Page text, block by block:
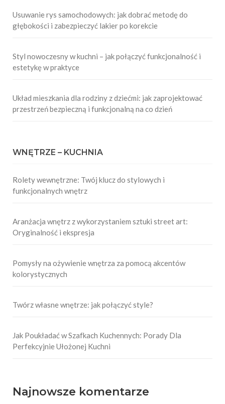
Usuwanie rys samochodowych: jak dobrać metodę do
głębokości i zabezpieczyć lakier po korekcie
Styl nowoczesny w kuchni – jak połączyć funkcjonalność i
estetykę w praktyce
Układ mieszkania dla rodziny z dziećmi: jak zaprojektować
przestrzeń bezpieczną i funkcjonalną na co dzień
WNĘTRZE – KUCHNIA
Rolety wewnętrzne: Twój klucz do stylowych i
funkcjonalnych wnętrz
Aranżacja wnętrz z wykorzystaniem sztuki street art:
Oryginalność i ekspresja
Pomysły na ożywienie wnętrza za pomocą akcentów
kolorystycznych
Twórz własne wnętrze: jak połączyć style?
Jak Poukładać w Szafkach Kuchennych: Porady Dla
Perfekcyjnie Ułożonej Kuchni
Najnowsze komentarze